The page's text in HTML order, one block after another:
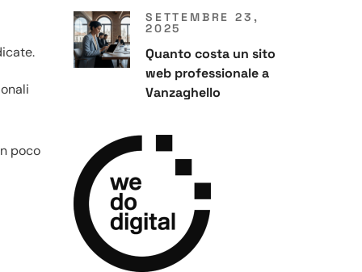
poco
SETTEMBRE 23,
2025
Quanto costa un sito
web professionale a
Vanzaghello